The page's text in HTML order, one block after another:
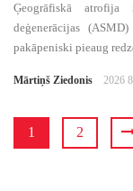
Ģeogrāfiskā atrofija
deģenerācijas
pakāpeniski pieaug
Mārtiņš Ziedonis 2026
1 2